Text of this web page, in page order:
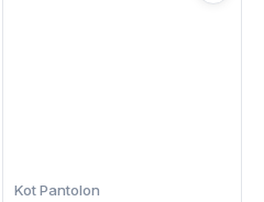
Kot Pantolon